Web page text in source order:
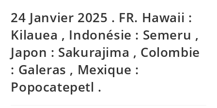
24 Janvier 2025 . FR. Hawaii :
Kilauea , Indonésie : Semeru ,
Japon : Sakurajima , Colombie
: Galeras , Mexique :
Popocatepetl .